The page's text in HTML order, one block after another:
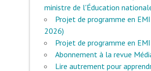
ministre de l'Éducation
Projet de programme en
2026)
Projet de programme en
Abonnement à la revue
Lire autrement pour